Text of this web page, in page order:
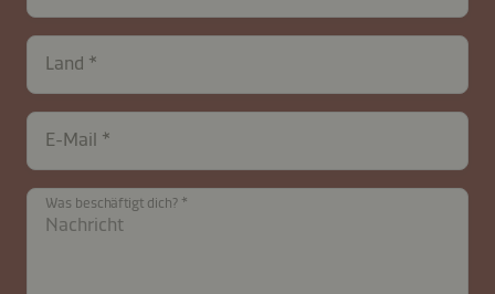
Land
E-Mail
Was beschäftigt dich?